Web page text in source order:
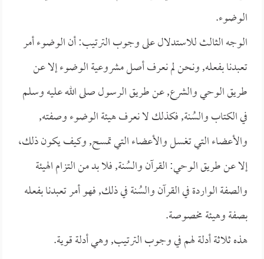
الوضوء.
الوجه الثالث للاستدلال على وجوب الترتيب: أن الوضوء أمر
تعبدنا بفعله, ونحن لم نعرف أصل مشروعية الوضوء إلا عن
طريق الوحي والشرع, عن طريق الرسول صلى الله عليه وسلم
في الكتاب والسُنة, فكذلك لا نعرف هيئة الوضوء وصفته,
والأعضاء التي تغسل والأعضاء التي تمسح, وكيف يكون ذلك،
إلا عن طريق الوحي: القرآن والسُنة, فلا بد من التزام الهيئة
والصفة الواردة في القرآن والسُنة في ذلك, فهو أمر تعبدنا بفعله
بصفة وهيئة مخصوصة.
هذه ثلاثة أدلة لهم في وجوب الترتيب, وهي أدلة قوية.